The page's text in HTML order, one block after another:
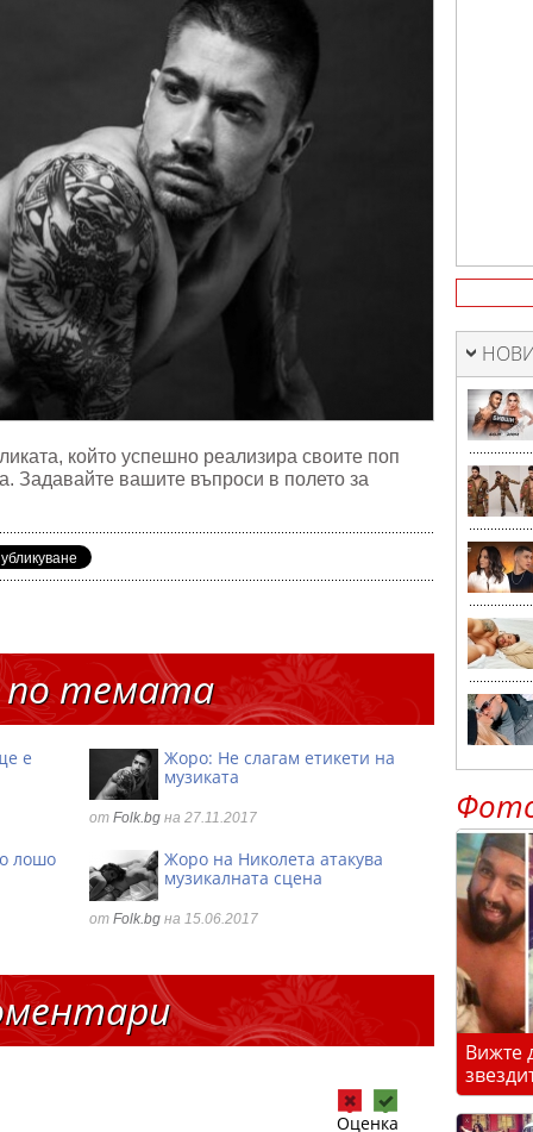
който успешно реализира своите поп
Задавайте вашите въпроси в полето за
темата
е
Жоро: Не слагам етикети на
музиката
от Folk.bg на 27.11.2017
лошо
Жоро на Николета атакува
музикалната сцена
от Folk.bg на 15.06.2017
Оценка
Вижте